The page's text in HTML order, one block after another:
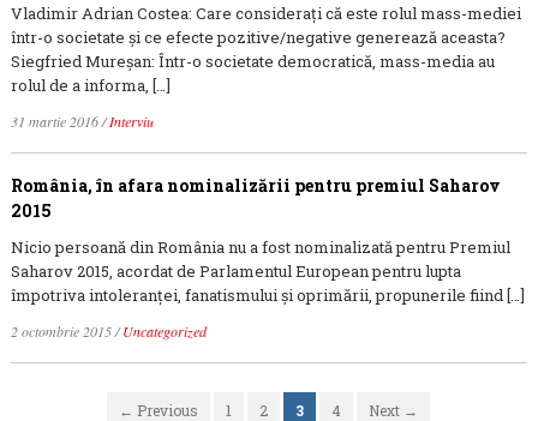
Vladimir Adrian Costea: Care consideraţi că este rolul mass-mediei
într-o societate și ce efecte pozitive/negative generează aceasta?
Siegfried Mureșan: Într-o societate democratică, mass-media au
rolul de a informa, […]
31 martie 2016/Interviu
România, în afara nominalizării pentru premiul Saharov
2015
Nicio persoană din România nu a fost nominalizată pentru Premiul
Saharov 2015, acordat de Parlamentul European pentru lupta
împotriva intoleranţei, fanatismului şi oprimării, propunerile fiind […]
2 octombrie 2015/Uncategorized
← Previous 1 2 3 4 Next →